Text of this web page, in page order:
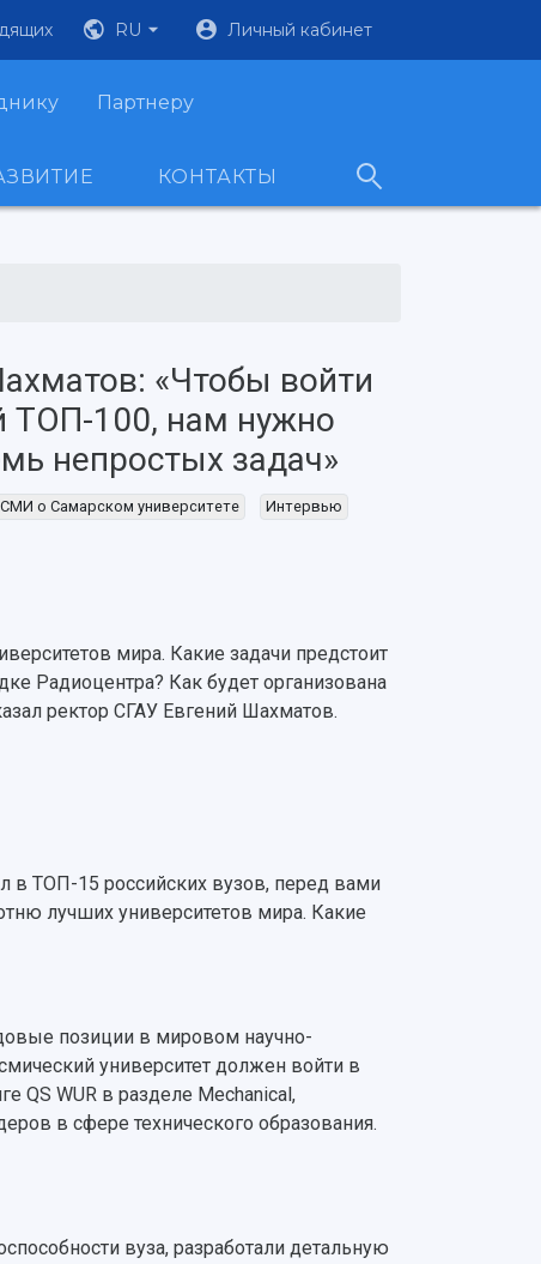
RU Личный кабинет
Партнеру
КОНТАКТЫ
«Чтобы войти
ТОП-100, нам нужно
непростых задач»
СМИ о Самарском университете
Интервью
мира. Какие задачи предстоит
Радиоцентра? Как будет организована
ректор СГАУ Евгений Шахматов.
в ТОП-15 российских вузов, перед вами
лучших университетов мира. Какие
позиции в мировом научно-
университет должен войти в
QS WUR в разделе Mechanical,
в сфере технического образования.
вуза, разработали детальную